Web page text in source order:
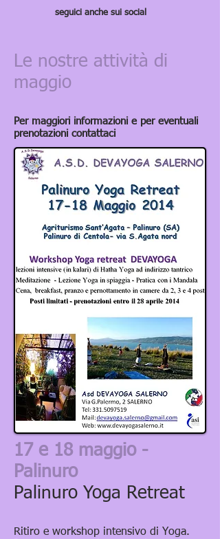
seguici anche sui social
Le nostre attività di
maggio
Per maggiori informazioni e per eventuali
prenotazioni contattaci
17 e 18 maggio -
Palinuro
Palinuro Yoga Retreat
Ritiro e workshop intensivo di Yoga.